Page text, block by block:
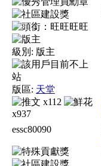
旺旺
級別: 版主
版區: 天堂
x112
x937
essc80090